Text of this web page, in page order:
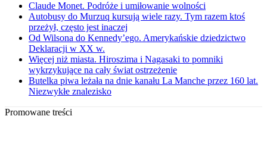
Claude Monet. Podróże i umiłowanie wolności
Autobusy do Murzuq kursują wiele razy. Tym razem ktoś
przeżył, często jest inaczej
Od Wilsona do Kennedy’ego. Amerykańskie dziedzictwo
Deklaracji w XX w.
Więcej niż miasta. Hiroszima i Nagasaki to pomniki
wykrzykujące na cały świat ostrzeżenie
Butelka piwa leżała na dnie kanału La Manche przez 160 lat.
Niezwykłe znalezisko
Promowane treści